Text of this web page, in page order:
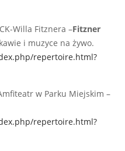
Willa Fitznera –Fitzner
i muzyce na żywo.
repertoire.html?
w Parku Miejskim –
repertoire.html?